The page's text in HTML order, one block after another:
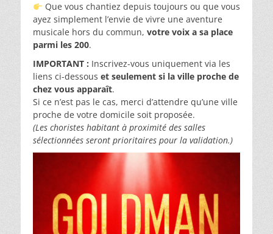
Que vous chantiez depuis toujours ou que vous
ayez simplement l’envie de vivre une aventure
musicale hors du commun, votre voix a sa place
parmi les 200.
IMPORTANT : Inscrivez-vous uniquement via les
liens ci-dessous et seulement si la ville proche de
chez vous apparaît.
Si ce n’est pas le cas, merci d’attendre qu’une ville
proche de votre domicile soit proposée.
(Les choristes habitant à proximité des salles
sélectionnées seront prioritaires pour la validation.)